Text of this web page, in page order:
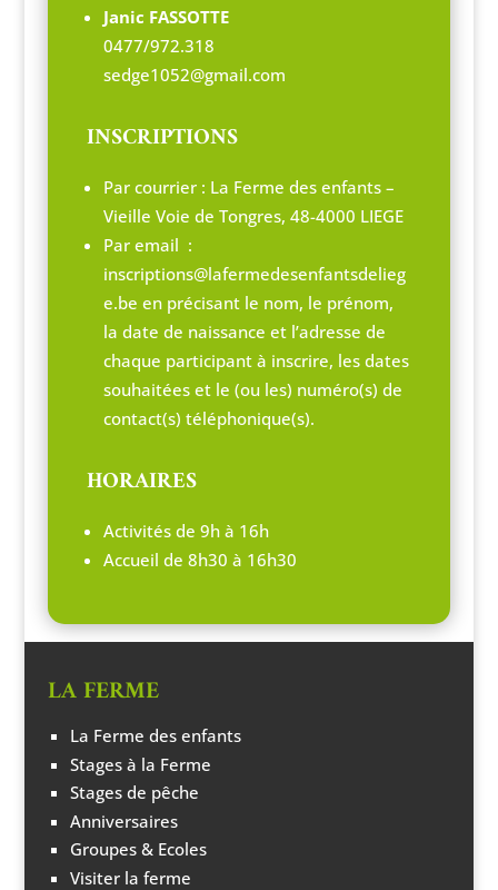
Janic FASSOTTE
0477/972.318
sedge1052@gmail.com
INSCRIPTIONS
Par courrier : La Ferme des enfants –
Vieille Voie de Tongres, 48-4000 LIEGE
Par email :
inscriptions@lafermedesenfantsdelieg
e.be en précisant le nom, le prénom,
la date de naissance et l’adresse de
chaque participant à inscrire, les dates
souhaitées et le (ou les) numéro(s) de
contact(s) téléphonique(s).
HORAIRES
Activités de 9h à 16h
Accueil de 8h30 à 16h30
LA FERME
La Ferme des enfants
Stages à la Ferme
Stages de pêche
Anniversaires
Groupes & Ecoles
Visiter la ferme